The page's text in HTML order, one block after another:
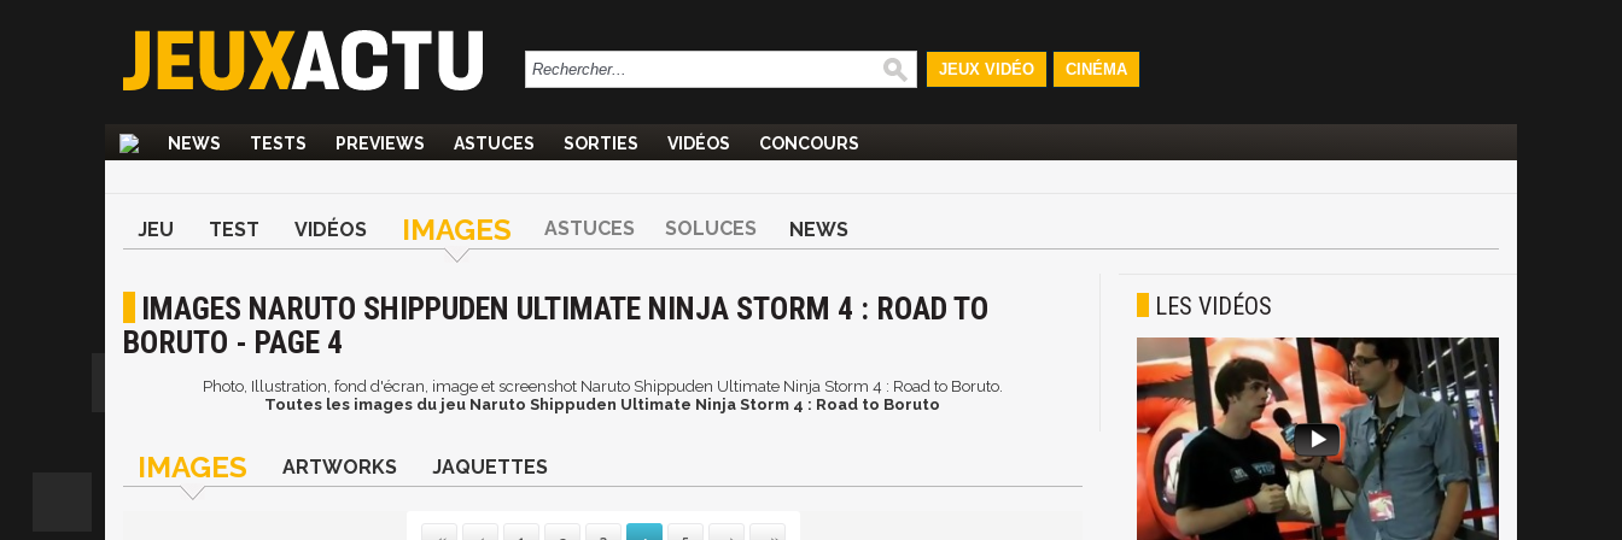
JEUX VIDÉO CINÉMA
NEWS TESTS PREVIEWS ASTUCES SORTIES VIDÉOS CONCOURS
JEU TEST VIDÉOS IMAGES ASTUCES SOLUCES NEWS
IMAGES NARUTO SHIPPUDEN ULTIMATE NINJA STORM 4 : ROAD TO
BORUTO - PAGE 4
Photo, Illustration, fond d'écran, image et screenshot Naruto Shippuden Ultimate Ninja Storm 4 : Road to Boruto.
Toutes les images du jeu Naruto Shippuden Ultimate Ninja Storm 4 : Road to Boruto
IMAGES ARTWORKS JAQUETTES
LES VIDÉOS